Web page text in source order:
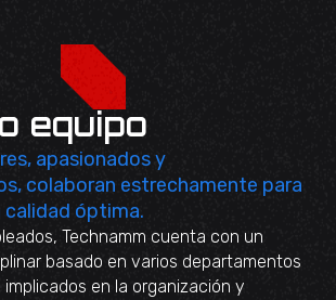
equipo
apasionados y
colaboran estrechamente para
calidad óptima.
Technamm cuenta con un
basado en varios departamentos
en la organización y